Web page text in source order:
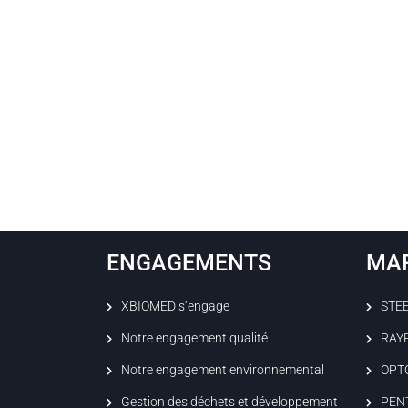
ENGAGEMENTS
XBIOMED s’engage
Notre engagement qualité
Notre engagement environnemental
Gestion des déchets et développement